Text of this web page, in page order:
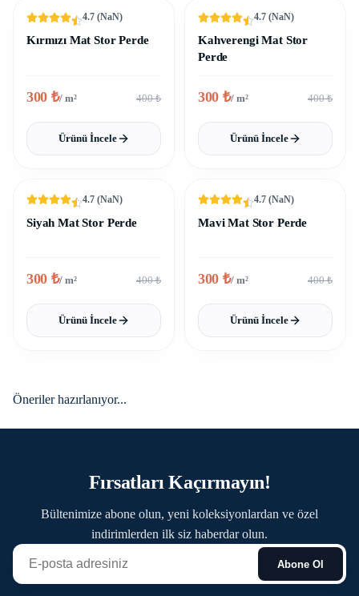
%25 İNDIRIM
4.7 (NaN)
Kırmızı Mat Stor Perde
300₺/ m² 400₺
Ürünü İncele
%25 İNDIRIM
4.7 (NaN)
Kahverengi Mat Stor
Perde
300₺/ m² 400₺
Ürünü İncele
%25 İNDIRIM
4.7 (NaN)
Siyah Mat Stor Perde
300₺/ m² 400₺
Ürünü İncele
%25 İNDIRIM
4.7 (NaN)
Mavi Mat Stor Perde
300₺/ m² 400₺
Ürünü İncele
Öneriler hazırlanıyor...
Fırsatları Kaçırmayın!
Bültenimize abone olun, yeni koleksiyonlardan ve özel
indirimlerden ilk siz haberdar olun.
Abone Ol